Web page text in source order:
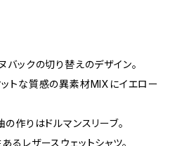
ックの切り替えのデザイン。
トな質感の異素材MIXにイエロー
作りはドルマンスリーブ。
るレザースウェットシャツ。